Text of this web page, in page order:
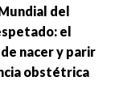
del
el
nacer y parir
obstétrica